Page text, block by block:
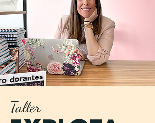
Taller